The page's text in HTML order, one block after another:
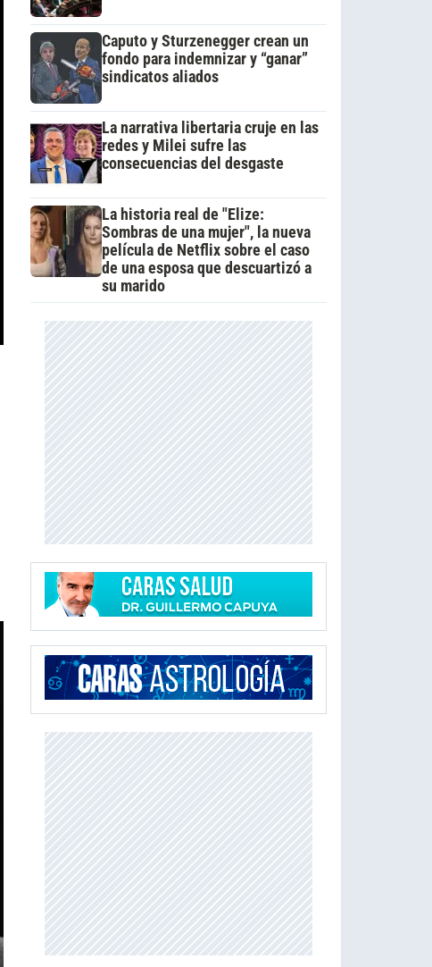
Caputo y Sturzenegger crean un
fondo para indemnizar y “ganar”
sindicatos aliados
La narrativa libertaria cruje en las
redes y Milei sufre las
consecuencias del desgaste
La historia real de "Elize:
Sombras de una mujer", la nueva
película de Netflix sobre el caso
de una esposa que descuartizó a
su marido